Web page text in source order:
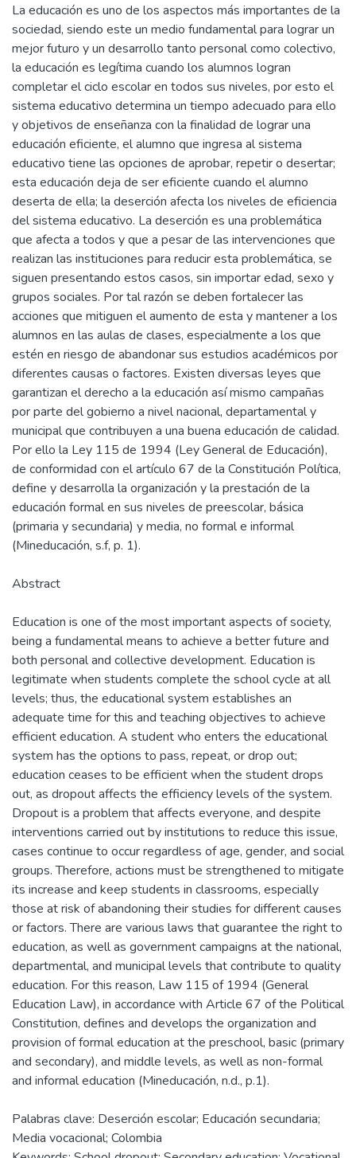
La educación es uno de los aspectos más importantes de la
sociedad, siendo este un medio fundamental para lograr un
mejor futuro y un desarrollo tanto personal como colectivo,
la educación es legítima cuando los alumnos logran
completar el ciclo escolar en todos sus niveles, por esto el
sistema educativo determina un tiempo adecuado para ello
y objetivos de enseñanza con la finalidad de lograr una
educación eficiente, el alumno que ingresa al sistema
educativo tiene las opciones de aprobar, repetir o desertar;
esta educación deja de ser eficiente cuando el alumno
deserta de ella; la deserción afecta los niveles de eficiencia
del sistema educativo. La deserción es una problemática
que afecta a todos y que a pesar de las intervenciones que
realizan las instituciones para reducir esta problemática, se
siguen presentando estos casos, sin importar edad, sexo y
grupos sociales. Por tal razón se deben fortalecer las
acciones que mitiguen el aumento de esta y mantener a los
alumnos en las aulas de clases, especialmente a los que
estén en riesgo de abandonar sus estudios académicos por
diferentes causas o factores. Existen diversas leyes que
garantizan el derecho a la educación así mismo campañas
por parte del gobierno a nivel nacional, departamental y
municipal que contribuyen a una buena educación de calidad.
Por ello la Ley 115 de 1994 (Ley General de Educación),
de conformidad con el artículo 67 de la Constitución Política,
define y desarrolla la organización y la prestación de la
educación formal en sus niveles de preescolar, básica
(primaria y secundaria) y media, no formal e informal
(Mineducación, s.f, p. 1).
Abstract
Education is one of the most important aspects of society,
being a fundamental means to achieve a better future and
both personal and collective development. Education is
legitimate when students complete the school cycle at all
levels; thus, the educational system establishes an
adequate time for this and teaching objectives to achieve
efficient education. A student who enters the educational
system has the options to pass, repeat, or drop out;
education ceases to be efficient when the student drops
out, as dropout affects the efficiency levels of the system.
Dropout is a problem that affects everyone, and despite
interventions carried out by institutions to reduce this issue,
cases continue to occur regardless of age, gender, and social
groups. Therefore, actions must be strengthened to mitigate
its increase and keep students in classrooms, especially
those at risk of abandoning their studies for different causes
or factors. There are various laws that guarantee the right to
education, as well as government campaigns at the national,
departmental, and municipal levels that contribute to quality
education. For this reason, Law 115 of 1994 (General
Education Law), in accordance with Article 67 of the Political
Constitution, defines and develops the organization and
provision of formal education at the preschool, basic (primary
and secondary), and middle levels, as well as non-formal
and informal education (Mineducación, n.d., p.1).
Palabras clave: Deserción escolar; Educación secundaria;
Media vocacional; Colombia